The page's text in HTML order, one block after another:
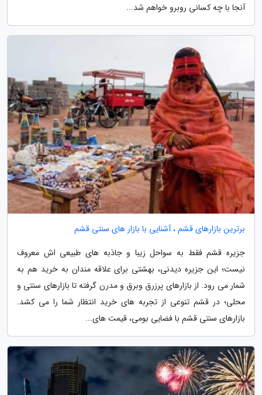
آنجا با چه کسانی روبرو خواهم شد...
برترین بازارهای قشم ، آشنایی با بازار های سنتی قشم
جزیره قشم فقط به سواحل زیبا و جاذبه های طبیعی اش معروف
نیست؛ این جزیره دیدنی، بهشتی برای علاقه مندان به خرید هم به
شمار می رود. از بازارهای پرزرق وبرق و مدرن گرفته تا بازارهای سنتی و
محلی؛ در قشم تنوعی از تجربه های خرید انتظار شما را می کشد.
بازارهای سنتی قشم با فضایی بومی، قیمت های...